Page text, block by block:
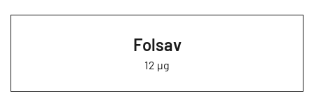
Folsav
12 µg